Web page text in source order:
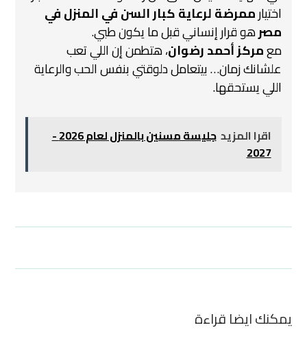
اختيارممرضة لرعاية كبار السن في المنزل في
مصرهو قرار إنساني قبل ما يكون طبي.
معمركز أحمد رضوان، هتطمن إن اللي تعب
علشانك زمان… بيتعامل دلوقتي بنفس الحب والرعاية
اللي يستحقها.
اقرا المزيد
جليسة مسنين بالمنزل لعام 2026 -
2027
يمكنك ايضا قراءة